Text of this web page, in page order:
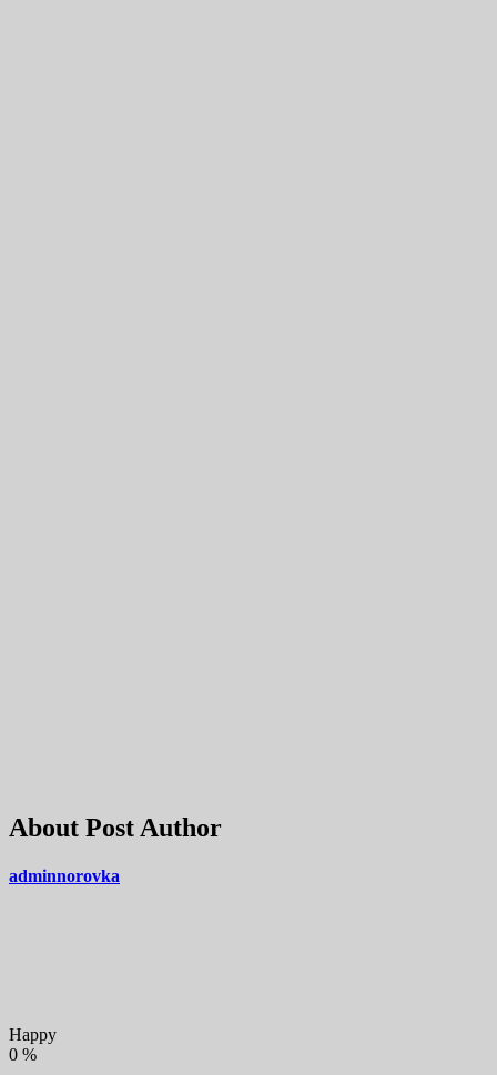
About Post Author
adminnorovka
Happy
0 %